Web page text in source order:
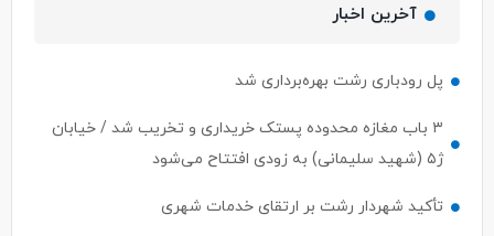
آخرین اخبار
پل رودباری رشت بهره‌برداری شد
۳ باب مغازه محدوده پستک خریداری و تخریب شد / خیابان
ژ۵ (شهید سلیمانی) به زودی افتتاح می‌شود
تأکید شهردار رشت بر ارتقای خدمات شهری